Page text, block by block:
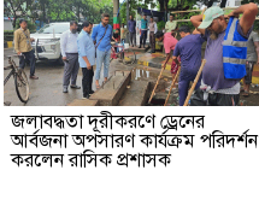
জলাবদ্ধতা দূরীকরণে ড্রেনের
আর্বজনা অপসারণ কার্যক্রম পরিদর্শন
করলেন রাসিক প্রশাসক